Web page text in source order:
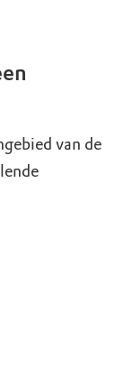
van de